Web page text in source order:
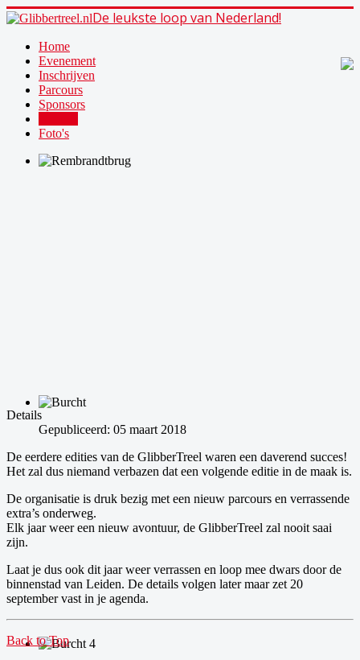
De leukste loop van Nederland!
Home
Evenement
Inschrijven
Parcours
Sponsors
Foto's
Details
Gepubliceerd: 05 maart 2018
De eerdere edities van de GlibberTreel waren een daverend succes!
Het zal dus niemand verbazen dat een volgende editie in de maak is.
De organisatie is druk bezig met een nieuw parcours en verrassende
extra’s onderweg.
Elk jaar weer een nieuw avontuur, de GlibberTreel zal nooit saai
zijn.
Laat je dus ook dit jaar weer verrassen en loop mee dwars door de
binnenstad van Leiden. De details volgen later maar zet 20
september vast in je agenda.
Back to Top